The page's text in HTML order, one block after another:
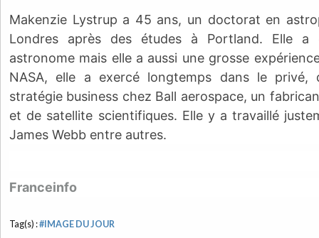
Makenzie Lystrup a 45 ans, un doctorat en
Londres après des études à Portland. Elle a
astronome mais elle a aussi une grosse
NASA, elle a exercé longtemps dans le privé,
stratégie business chez Ball aerospace, un
et de satellite scientifiques. Elle y a travaillé
James Webb entre autres.
Franceinfo
Tag(s) :#IMAGE DU JOUR